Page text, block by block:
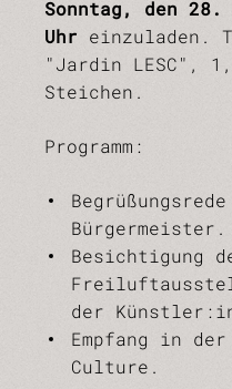
Sonntag, den 28.
Uhr einzuladen.
"Jardin LESC",
Steichen.
Programm:
Bürgermeister.
Besichtigung
der
Empfang in
Culture.